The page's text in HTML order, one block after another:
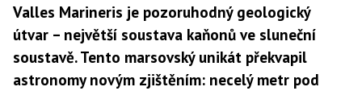
Valles Marineris je pozoruhodný geologický
útvar – největší soustava kaňonů ve sluneční
soustavě. Tento marsovský unikát překvapil
astronomy novým zjištěním: necelý metr pod